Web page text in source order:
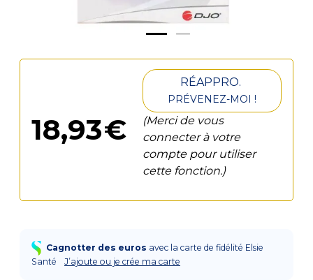
18,93€
RÉAPPRO.
PRÉVENEZ-MOI !
(Merci de vous
connecter à votre
compte pour utiliser
cette fonction.)
Cagnotter des euros avec la carte de fidélité Elsie
Santé
J’ajoute ou je crée ma carte